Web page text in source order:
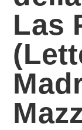
Las